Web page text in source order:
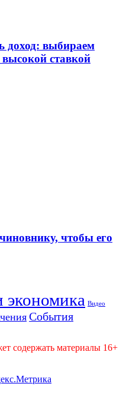
доход: выбираем
высокой ставкой
чтобы его
экономика Видео
События
содержать материалы 16+